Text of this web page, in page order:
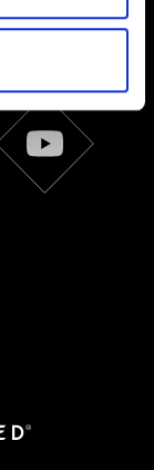
의 선호도를
공유할 수도
용할
아래의